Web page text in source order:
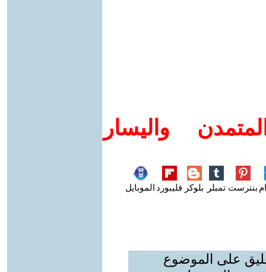
واليسار
بنترست تمبلر بلوكر فليبورد الموبايل
على الموضوع